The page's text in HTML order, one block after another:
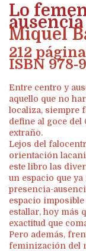
Lo
ausencia
Miquel
212
ISBN 978-
Entre centro y
aquello que no
localiza, siempre
define al goce del
extraño.
Lejos del
orientación
este libro las
un espacio que
presencia-
espacio
estallar, hoy más
exactitud que
Pero además,
feminización del